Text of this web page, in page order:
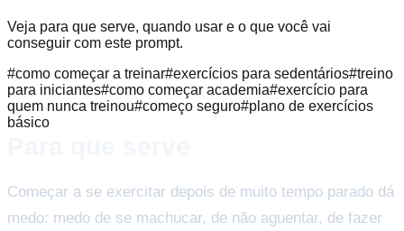
Veja para que serve, quando usar e o que você vai
conseguir com este prompt.
#como começar a treinar#exercícios para sedentários#treino
para iniciantes#como começar academia#exercício para
quem nunca treinou#começo seguro#plano de exercícios
básico
Começar a se exercitar depois de muito tempo parado dá
medo: medo de se machucar, de não aguentar, de fazer